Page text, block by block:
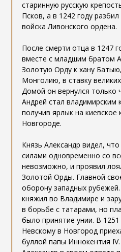
старинную русскую
Псков, а в 1242 году
войска Ливонского ордена.
После смерти отца в 1247
вместе с младшим братом
Золотую Орду к хану
Монголию, в ставку
Домой он вернулся только
Андрей стал владимирским
получив ярлык на киевское
Новгороде.
Князь Александр видел,
силами одновременно со
невозможно, и проявил
Золотой Орды. Главной
оборону западных
княжил во Владимире и
в борьбе с татарами, но
было принятие унии. В 1251
Невскому в Новгород
буллой папы Иннокентия